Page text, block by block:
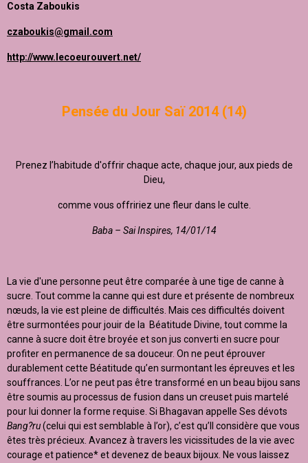
Costa Zaboukis
czaboukis@gmail.com
http://www.lecoeurouvert.net/
Pensée du Jour Saï 2014 (14)
Prenez l’habitude d'offrir chaque acte, chaque jour, aux pieds de
Dieu,
comme vous offririez une fleur dans le culte.
Baba – Sai Inspires, 14/01/14
La vie d'une personne peut être comparée à une tige de canne à
sucre. Tout comme la canne qui est dure et présente de nombreux
nœuds, la vie est pleine de difficultés. Mais ces difficultés doivent
être surmontées pour jouir de la Béatitude Divine, tout comme la
canne à sucre doit être broyée et son jus converti en sucre pour
profiter en permanence de sa douceur. On ne peut éprouver
durablement cette Béatitude qu’en surmontant les épreuves et les
souffrances. L’or ne peut pas être transformé en un beau bijou sans
être soumis au processus de fusion dans un creuset puis martelé
pour lui donner la forme requise. Si Bhagavan appelle Ses dévots
Bang?ru(celui qui est semblable à l’or), c’est qu’Il considère que vous
êtes très précieux. Avancez à travers les vicissitudes de la vie avec
courage et patience* et devenez de beaux bijoux. Ne vous laissez